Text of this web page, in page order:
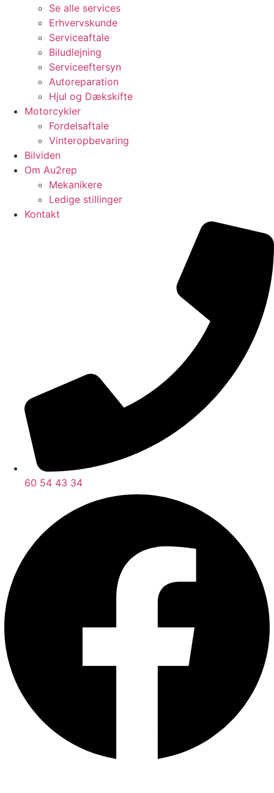
Se alle services
Erhvervskunde
Serviceaftale
Biludlejning
Serviceeftersyn
Autoreparation
Hjul og Dækskifte
Motorcykler
Fordelsaftale
Vinteropbevaring
Bilviden
Om Au2rep
Mekanikere
Ledige stillinger
Kontakt
60 54 43 34